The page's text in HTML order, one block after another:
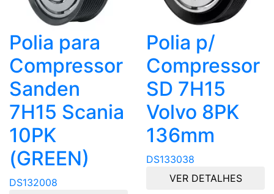
Polia para
Compressor
Sanden
7H15 Scania
10PK
(GREEN)
DS132008
Polia p/
Compressor
SD 7H15
Volvo 8PK
136mm
DS133038
VER DETALHES